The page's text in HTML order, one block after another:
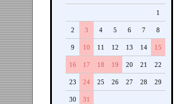
1
2 3 4 5 6 7 8
9 10 11 12 13 14 15
16 17 18 19 20 21 22
23 24 25 26 27 28 29
30 31